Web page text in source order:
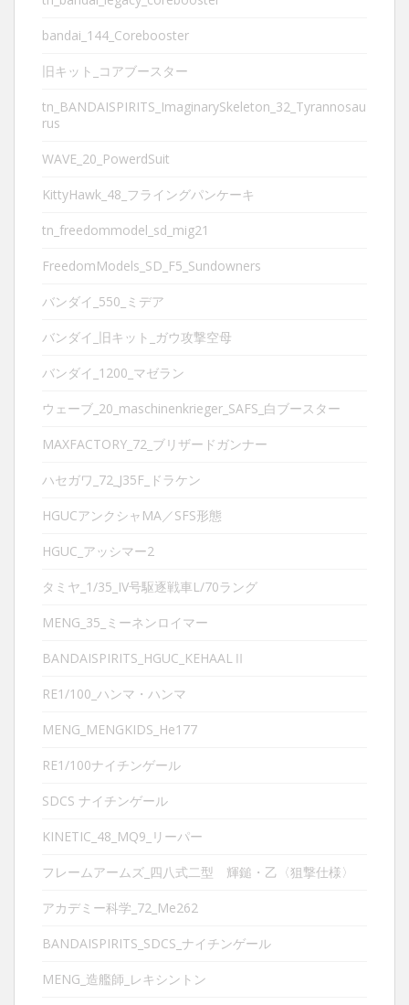
bandai_144_Corebooster
旧キット_コアブースター
tn_BANDAISPIRITS_ImaginarySkeleton_32_Tyrannosau
rus
WAVE_20_PowerdSuit
KittyHawk_48_フライングパンケーキ
tn_freedommodel_sd_mig21
FreedomModels_SD_F5_Sundowners
バンダイ_550_ミデア
バンダイ_旧キット_ガウ攻撃空母
バンダイ_1200_マゼラン
ウェーブ_20_maschinenkrieger_SAFS_白ブースター
MAXFACTORY_72_ブリザードガンナー
ハセガワ_72_J35F_ドラケン
HGUCアンクシャMA／SFS形態
HGUC_アッシマー2
タミヤ_1/35_IV号駆逐戦車L/70ラング
MENG_35_ミーネンロイマー
BANDAISPIRITS_HGUC_KEHAALⅡ
RE1/100_ハンマ・ハンマ
MENG_MENGKIDS_He177
RE1/100ナイチンゲール
SDCS ナイチンゲール
KINETIC_48_MQ9_リーパー
フレームアームズ_四八式二型 輝鎚・乙〈狙撃仕様〉
アカデミー科学_72_Me262
BANDAISPIRITS_SDCS_ナイチンゲール
MENG_造艦師_レキシントン